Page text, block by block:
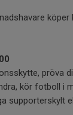
pröva
kör fotboll i
supporterskylt